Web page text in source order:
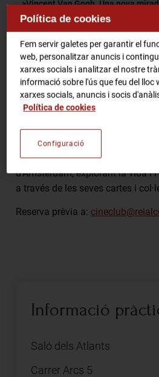
RCA Radio
RCA TV
RCA
Gastronomic Experience
Entrades Esdeveniments
FES-TE
Vincent Van Gogh. Una nova
Comparteix
Presentació a càrrec de M.-F.
Documental de David Bickerstaff
exclusiu a les galeries del Museu
d'Amsterdam, explorant la vida i
a través de les seves cartes i
Reserva prèvia a:
Informació
Saló dels Atlants
Carrer Arcs 5
Política de cookies
Fem servir galetes per garantir el
web, personalitzar anuncis i
xarxes socials i analitzar el nostre
informació sobre l'ús que feu del lloc
xarxes socials, anuncis i socis
Política de cookies
Configuració